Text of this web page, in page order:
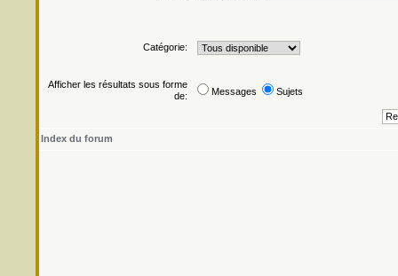
Catégorie:
Afficher les résultats sous forme
de:
Messages Sujets
Index du forum